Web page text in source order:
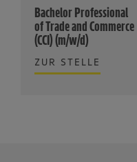
Bachelor Professional
of Trade and Commerce
(CCI) (m/w/d)
ZUR STELLE